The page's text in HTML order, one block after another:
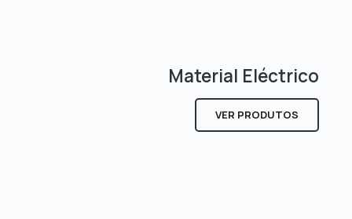
Material Eléctrico
VER PRODUTOS